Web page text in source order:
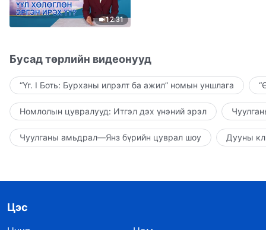
12:31
Бусад төрлийн видеонууд
“Үг. I Боть: Бурханы илрэлт ба ажил” номын уншлага
Номлолын цувралууд: Итгэл дэх үнэний эрэл
Чуулганы амьдрал—Янз бүрийн цуврал шоу Дууны
Цэс